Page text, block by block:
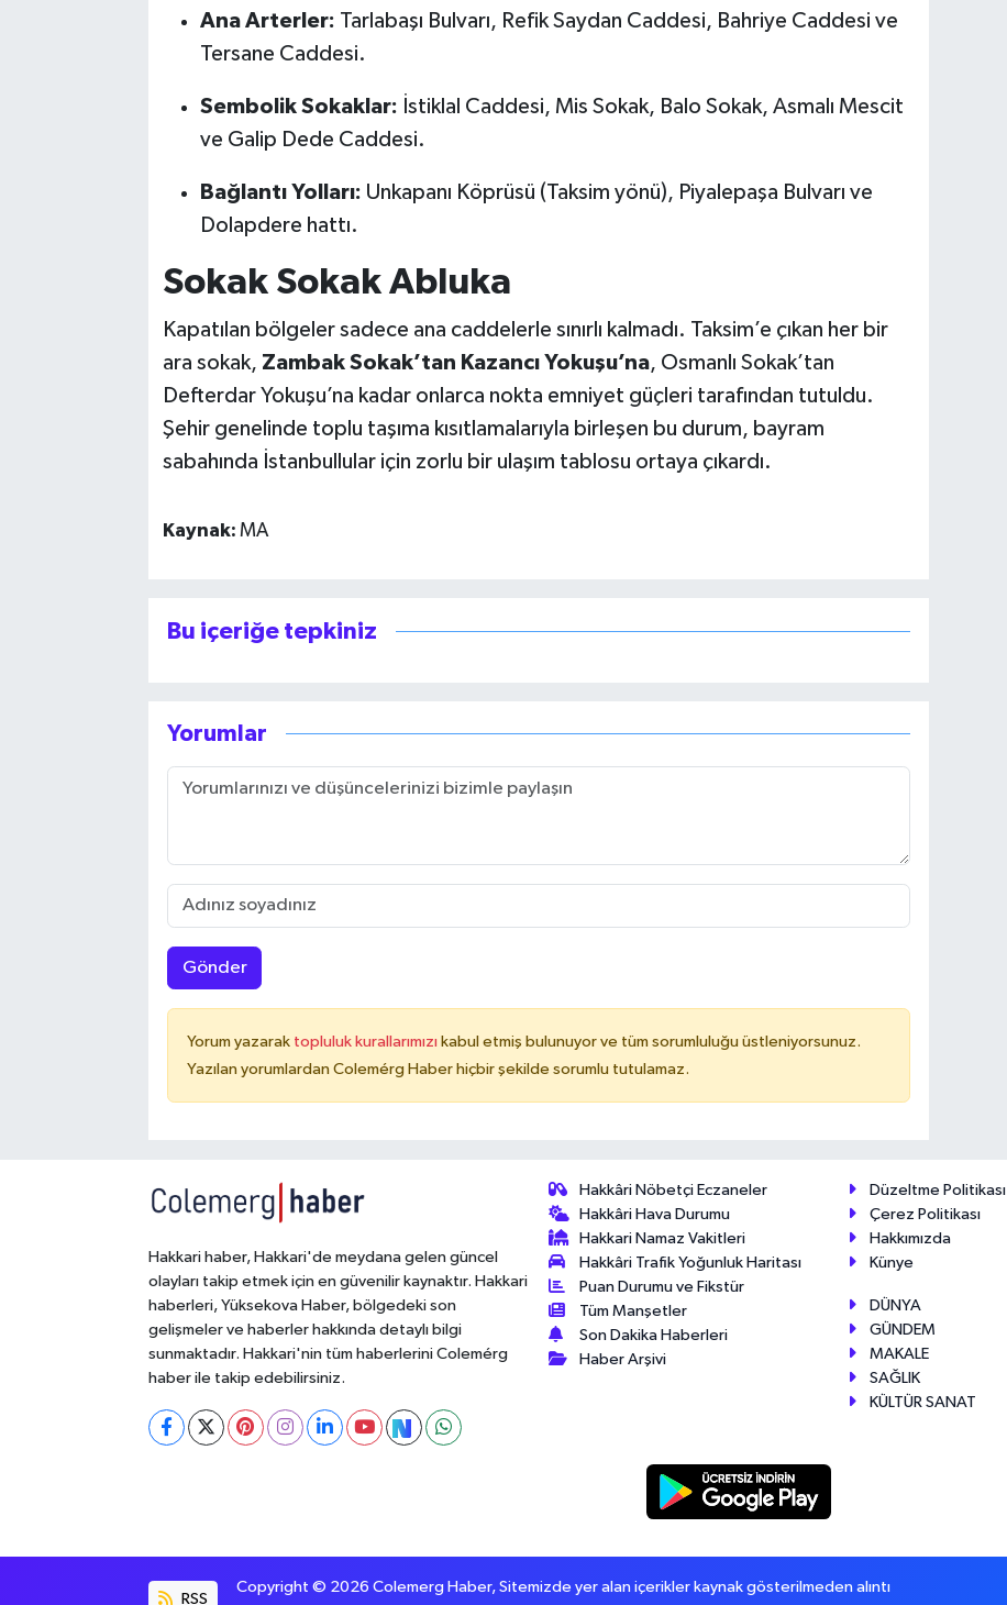
Ana Arterler: Tarlabaşı Bulvarı, Refik Saydan Caddesi, Bahriye Caddesi ve
Tersane Caddesi.
Sembolik Sokaklar: İstiklal Caddesi, Mis Sokak, Balo Sokak, Asmalı Mescit
ve Galip Dede Caddesi.
Bağlantı Yolları: Unkapanı Köprüsü (Taksim yönü), Piyalepaşa Bulvarı ve
Dolapdere hattı.
Sokak Sokak Abluka
Kapatılan bölgeler sadece ana caddelerle sınırlı kalmadı. Taksim’e çıkan her bir
ara sokak, Zambak Sokak’tan Kazancı Yokuşu’na, Osmanlı Sokak’tan
Defterdar Yokuşu’na kadar onlarca nokta emniyet güçleri tarafından tutuldu.
Şehir genelinde toplu taşıma kısıtlamalarıyla birleşen bu durum, bayram
sabahında İstanbullular için zorlu bir ulaşım tablosu ortaya çıkardı.
Kaynak: MA
Bu içeriğe tepkiniz
Yorumlar
Gönder
Yorum yazarak topluluk kurallarımızı kabul etmiş bulunuyor ve tüm sorumluluğu üstleniyorsunuz.
Yazılan yorumlardan Colemérg Haber hiçbir şekilde sorumlu tutulamaz.
Hakkari haber, Hakkari'de meydana gelen güncel
olayları takip etmek için en güvenilir kaynaktır. Hakkari
haberleri, Yüksekova Haber, bölgedeki son
gelişmeler ve haberler hakkında detaylı bilgi
sunmaktadır. Hakkari'nin tüm haberlerini Colemérg
haber ile takip edebilirsiniz.
Hakkâri Nöbetçi Eczaneler
Hakkâri Hava Durumu
Hakkari Namaz Vakitleri
Hakkâri Trafik Yoğunluk Haritası
Puan Durumu ve Fikstür
Tüm Manşetler
Son Dakika Haberleri
Haber Arşivi
Düzeltme Politikası
Çerez Politikası
Hakkımızda
Künye
DÜNYA
GÜNDEM
MAKALE
SAĞLIK
KÜLTÜR SANAT
RSS
Copyright © 2026 Colemerg Haber, Sitemizde yer alan içerikler kaynak gösterilmeden alıntı